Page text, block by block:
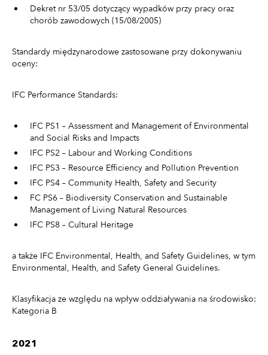
Dekret nr 53/05 dotyczący wypadków przy pracy oraz
chorób zawodowych (15/08/2005)
Standardy międzynarodowe zastosowane przy dokonywaniu
oceny:
IFC Performance Standards:
IFC PS1 – Assessment and Management of Environmental
and Social Risks and Impacts
IFC PS2 – Labour and Working Conditions
IFC PS3 – Resource Efficiency and Pollution Prevention
IFC PS4 – Community Health, Safety and Security
FC PS6 – Biodiversity Conservation and Sustainable
Management of Living Natural Resources
IFC PS8 – Cultural Heritage
a także IFC Environmental, Health, and Safety Guidelines, w tym
Environmental, Health, and Safety General Guidelines.
Klasyfikacja ze względu na wpływ oddziaływania na środowisko:
Kategoria B
2021